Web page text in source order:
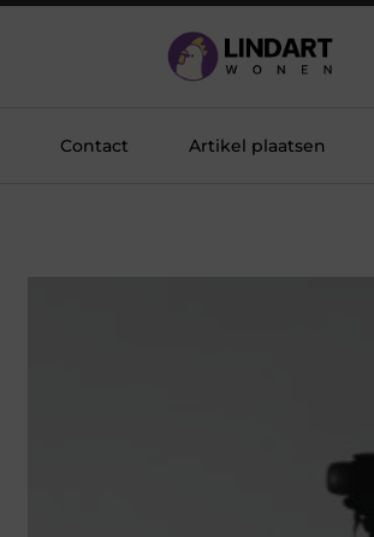
Contact Artikel plaatsen